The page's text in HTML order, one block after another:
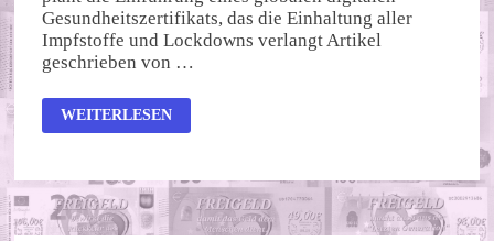
Gesundheitszertifikats, das die Einhaltung aller
Impfstoffe und Lockdowns verlangt Artikel
geschrieben von …
MEDIZINISCHER
FASCHISMUS
WEITERLESEN